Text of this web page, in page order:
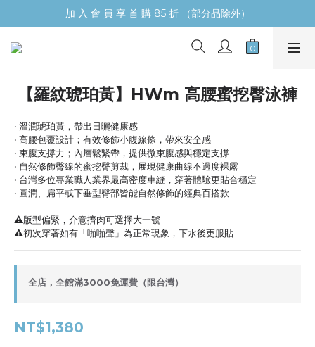
加 入 會 員 享 首 購 85 折 （部分品除外）
【羅紋琥珀黃】HWm 高腰蜜挖臀泳褲
‧ 溫潤琥珀黃，帶出日曬健康感
‧ 高腰包覆設計；有效修飾小腹線條，帶來安全感
‧ 束腹支撐力；內層鬆緊帶，提供微束腹感與穩定支撐
‧ 自然修飾臀線的蜜挖臀剪裁，展現健康曲線不過度裸露
‧ 台灣多位專業職人業界最高密度車縫，穿著體驗更貼合穩定
‧ 圓潤、扁平或下垂型臀部皆能自然修飾的經典百搭款
⚠️版型偏緊，介意擠肉可選擇大一號
⚠️初次穿著如有「啪啪聲」為正常現象，下水後更服貼
全店，全館滿3000免運費（限台灣）
NT$1,380